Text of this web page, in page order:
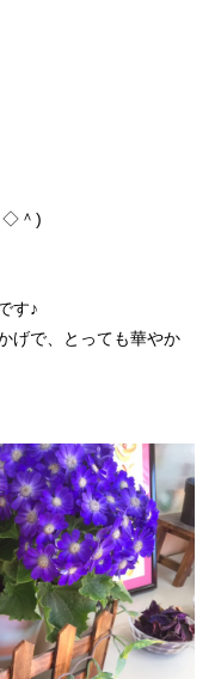
◇＾)
す♪
げで、とっても華やか